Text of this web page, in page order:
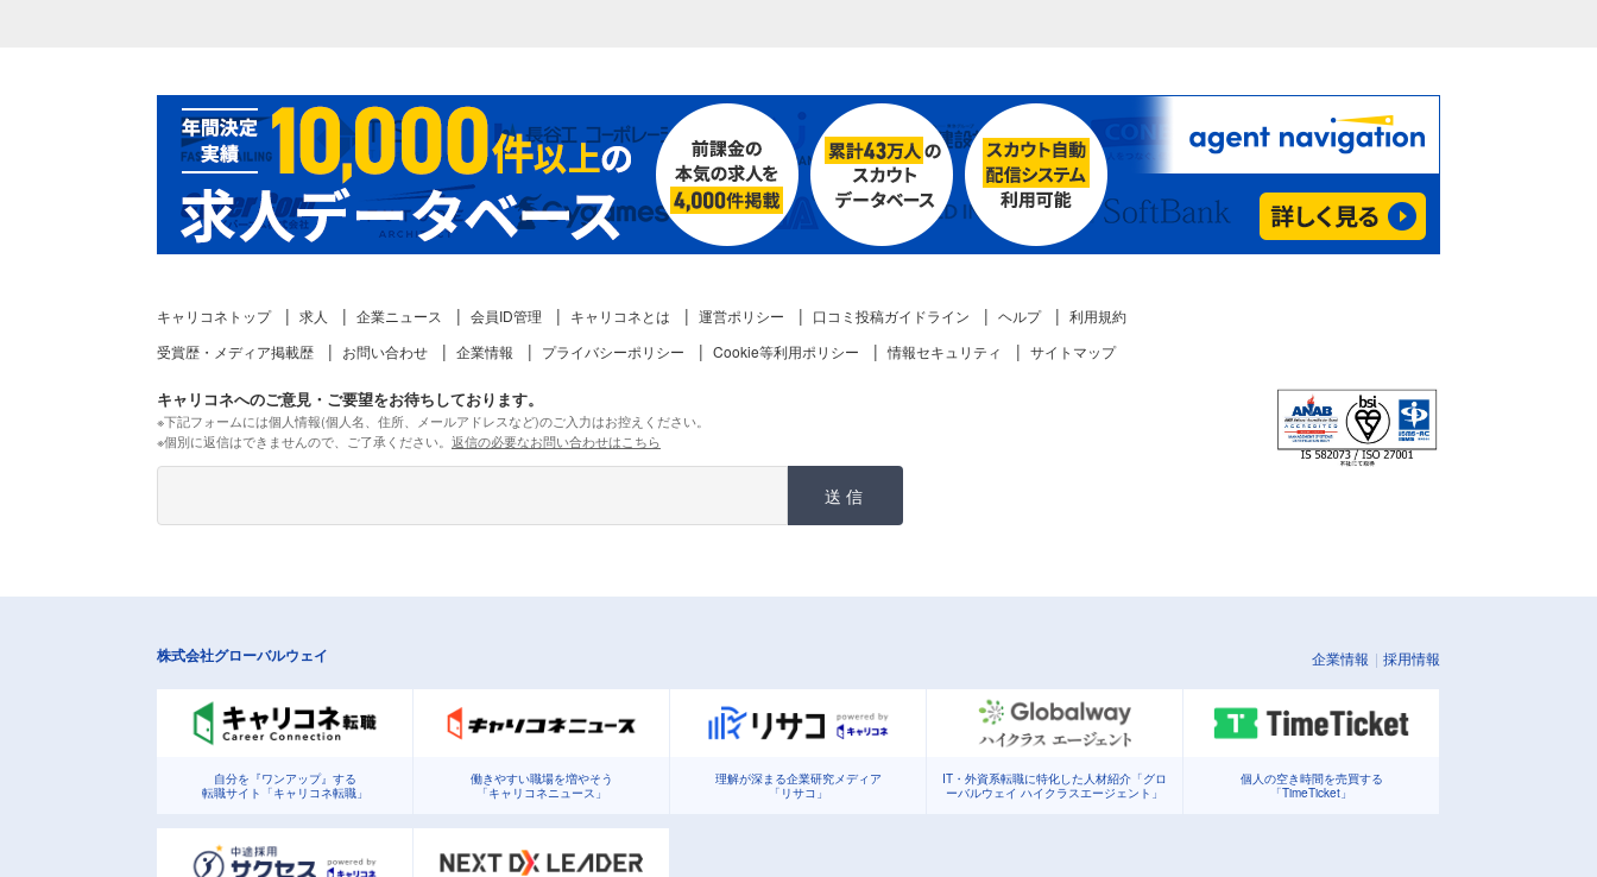
キャリコネトップ 求人 企業ニュース 会員ID管理 キャリコネとは 運営ポリシー 口コミ投稿ガイドライン ヘルプ
利用規約
受賞歴・メディア掲載歴
お問い合わせ 企業情報 プライバシーポリシー Cookie等利用ポリシー 情報セキュリティ サイトマップ
キャリコネへのご意見・ご要望をお待ちしております。
※下記フォームには個人情報(個人名、住所、メールアドレスなど)のご入力はお控えください。
※個別に返信はできませんので、ご了承ください。 返信の必要なお問い合わせはこちら
送信
株式会社グローバルウェイ 企業情報 採用情報
自分を『ワンアップ』する
転職サイト「キャリコネ転職」
働きやすい職場を増やそう
「キャリコネニュース」
理解が深まる企業研究メディア
「リサコ」
IT・外資系転職に特化した人材紹介「グロ
ーバルウェイ ハイクラスエージェント」
個人の空き時間を売買する
「TimeTicket」